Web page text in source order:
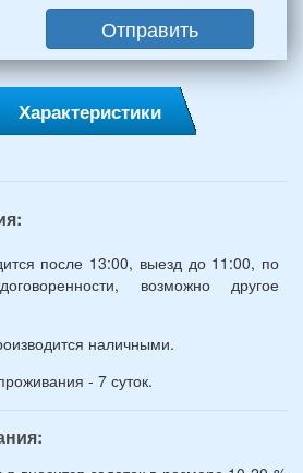
Отправить
Характеристики
после 13:00, выезд до 11:00, по
возможно другое
наличными.
- 7 суток.